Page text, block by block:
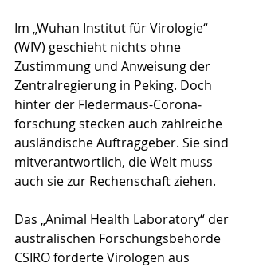
Im „Wuhan Institut für Virologie“
(WIV) geschieht nichts ohne
Zustimmung und Anweisung der
Zentralre­gie­rung in Peking. Doch
hinter der Fledermaus-Corona­
forschung stecken auch zahlreiche
ausländische Auftrag­geber. Sie sind
mitverantwortlich, die Welt muss
auch sie zur Rechenschaft ziehen.
Das „Animal Health Laboratory“ der
australischen For­schungs­behörde
CSIRO förderte Virologen aus